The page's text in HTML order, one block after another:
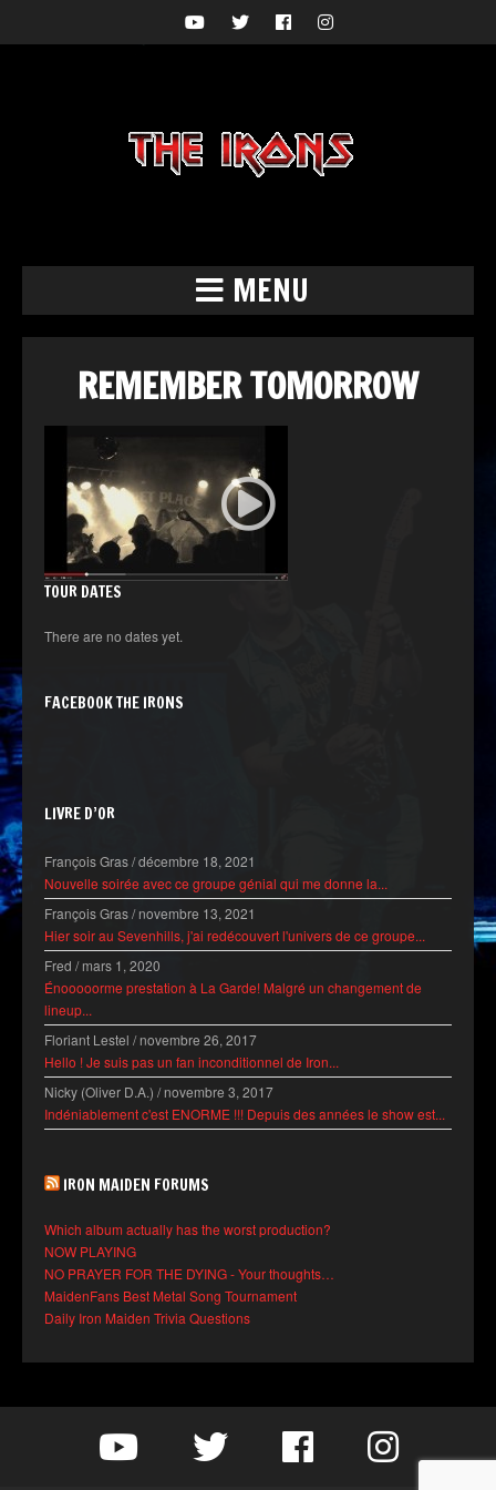
MENU
REMEMBER TOMORROW
TOUR DATES
There are no dates yet.
FACEBOOK THE IRONS
LIVRE D’OR
François Gras/décembre 18, 2021
Nouvelle soirée avec ce groupe génial qui me donne la...
François Gras/novembre 13, 2021
Hier soir au Sevenhills, j'ai redécouvert l'univers de ce groupe...
Fred /mars 1, 2020
Énooooorme prestation à La Garde! Malgré un changement de
lineup...
Floriant Lestel /novembre 26, 2017
Hello ! Je suis pas un fan inconditionnel de Iron...
Nicky (Oliver D.A.) /novembre 3, 2017
Indéniablement c'est ENORME !!! Depuis des années le show est...
IRON MAIDEN FORUMS
Which album actually has the worst production?
NOW PLAYING
NO PRAYER FOR THE DYING - Your thoughts…
MaidenFans Best Metal Song Tournament
Daily Iron Maiden Trivia Questions